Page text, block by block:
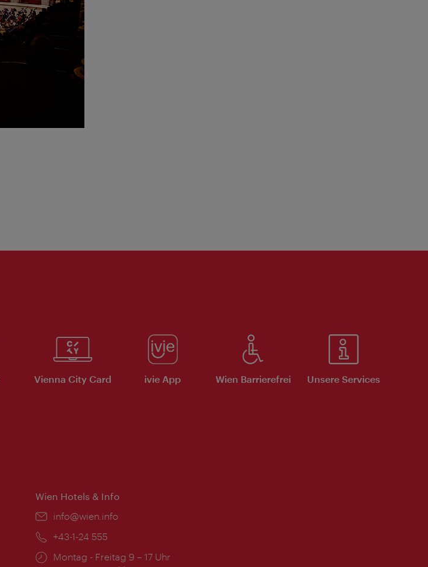
Vienna City Card ivie App Wien Barrierefrei Unsere Services
Wien Hotels & Info
Email:
info@wien.info
Telefon:
+43-1-24 555
Öffnungszeiten:
Montag - Freitag 9 – 17 Uhr